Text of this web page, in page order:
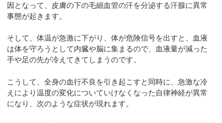
因となって、皮膚の下の毛細血管の汗を分泌する汗腺に異常
事態が起きます。
そして、体温が急激に下がり、体が危険信号を出すと、血液
は体を守ろうとして内臓や脳に集まるので、血液量が減った
手や足の先が冷えてきてしまうのです。
こうして、全身の血行不良を引き起こすと同時に、急激な冷
えにより温度の変化についていけなくなった自律神経が異常
になり、次のような症状が現れます。